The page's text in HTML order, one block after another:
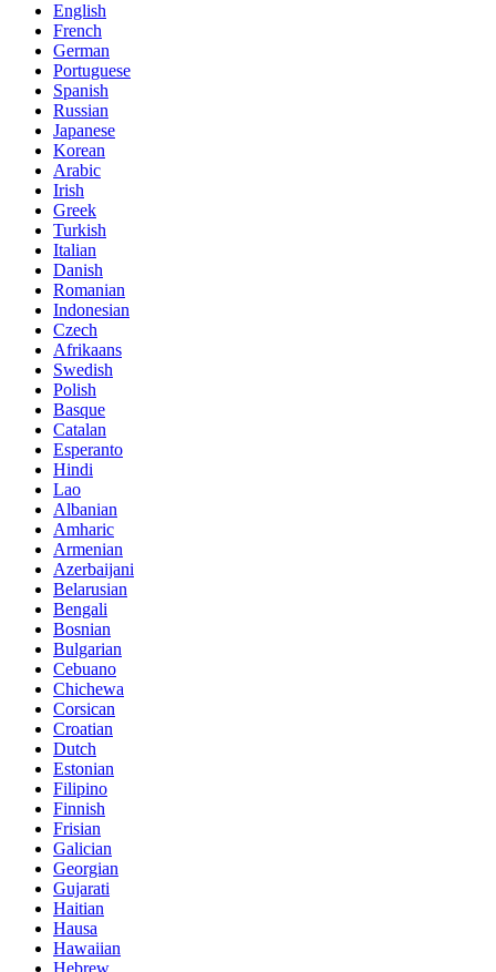
English
French
German
Portuguese
Spanish
Russian
Japanese
Korean
Arabic
Irish
Greek
Turkish
Italian
Danish
Romanian
Indonesian
Czech
Afrikaans
Swedish
Polish
Basque
Catalan
Esperanto
Hindi
Lao
Albanian
Amharic
Armenian
Azerbaijani
Belarusian
Bengali
Bosnian
Bulgarian
Cebuano
Chichewa
Corsican
Croatian
Dutch
Estonian
Filipino
Finnish
Frisian
Galician
Georgian
Gujarati
Haitian
Hausa
Hawaiian